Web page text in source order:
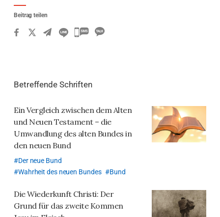
Beitrag teilen
카
하
기
Betreffende Schriften
Ein Vergleich zwischen dem Alten
und Neuen Testament – die
Umwandlung des alten Bundes in
den neuen Bund
Der neue Bund
Wahrheit des neuen Bundes
Bund
Die Wiederkunft Christi: Der
Grund für das zweite Kommen